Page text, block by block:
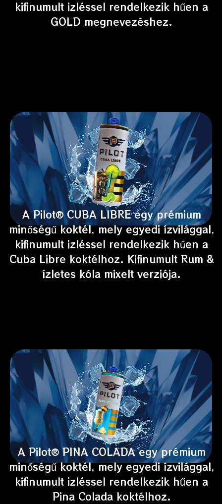
kifinumult izléssel rendelkezik hűen a
GOLD megnevezéshez.
A Pilot® CUBA LIBRE egy prémium
minőségű koktél, mely egyedi ízvilággal,
kifinumult izléssel rendelkezik hűen a
Cuba Libre koktélhoz. Kifinumult Rum &
ízletes kóla mixelt verziója.
A Pilot® PINA COLADA egy prémium
minőségű koktél, mely egyedi ízvilággal,
kifinumult izléssel rendelkezik hűen a
Pina Colada koktélhoz.